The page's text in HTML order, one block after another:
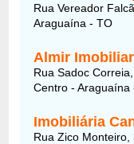
Rua Vereador
Araguaína - TO
Almir
Rua Sadoc
Centro - Araguaína
Imobiliária
Rua Zico